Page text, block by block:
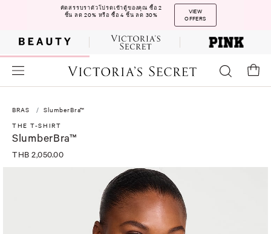
คัดสรรบราตัวโปรดเข้าตู้ของคุณ ซื้อ 2
ชิ้น ลด 20% หรือ ซื้อ 4 ชิ้น ลด 30%
VIEW
OFFERS
BRAS
SlumberBra™
THE T-SHIRT
SlumberBra™
THB 2,050.00